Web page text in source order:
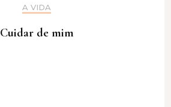
A VIDA
Cuidar de mim